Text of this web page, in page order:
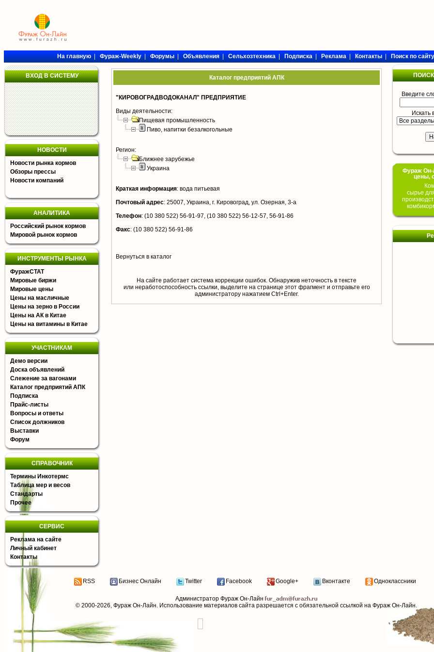
На главную|Фураж-Weekly|Форумы|Объявления|Сельхозтехника|Подписка|Реклама|Контакты|Поиск по сайту
ВХОД В СИСТЕМУ
НОВОСТИ
Новости рынка кормов
Обзоры прессы
Новости компаний
АНАЛИТИКА
Российский рынок кормов
Мировой рынок кормов
ИНСТРУМЕНТЫ РЫНКА
ФуражСТАТ
Мировые биржи
Мировые цены
Цены на масличные
Цены на зерно в России
Цены на АК в Китае
Цены на витамины в Китае
УЧАСТНИКАМ
Демо версии
Доска объявлений
Слежение за вагонами
Каталог предприятий АПК
Подписка
Прайс-листы
Вопросы и ответы
Список должников
Выставки
Форум
СПРАВОЧНИК
Термины Инкотермс
Таблица мер и весов
Стандарты
Прочее
СЕРВИС
Реклама на сайте
Личный кабинет
Контакты
Каталог предприятий АПК
"КИРОВОГРАДВОДОКАНАЛ" ПРЕДПРИЯТИЕ
Виды деятельности:
Пищевая промышленность
Пиво, напитки безалкогольные
Регион:
Ближнее зарубежье
Украина
Краткая информация: вода питьевая
Почтовый адрес: 25007, Украина, г. Кировоград, ул. Озерная, 3-а
Телефон: (10 380 522) 56-91-97, (10 380 522) 56-12-57, 56-91-86
Факс: (10 380 522) 56-91-86
Вернуться в каталог
На сайте работает система коррекции ошибок. Обнаружив неточность в тексте
или неработоспособность ссылки, выделите на странице этот фрагмент и отправьте его
aдминистратору нажатием Ctrl+Enter.
Введите
Искать
Фураж Он-
цены,
сырье
RSS Бизнес Онлайн Twitter Facebook Google+ Вконтакте Одноклассники
Администратор Фураж Он-Лайн
© 2000-2026, Фураж Он-Лайн. Использование материалов сайта разрешается с обязательной ссылкой на Фураж Он-Лайн.